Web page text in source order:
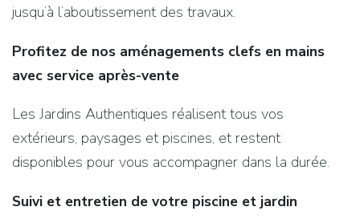
jusqu’à l’aboutissement des travaux.
Profitez de nos aménagements clefs en mains
avec service après-vente
Les Jardins Authentiques réalisent tous vos
extérieurs, paysages et piscines, et restent
disponibles pour vous accompagner dans la durée.
Suivi et entretien de votre piscine et jardin